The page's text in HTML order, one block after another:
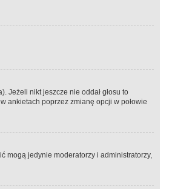
Jeżeli nikt jeszcze nie oddał głosu to
ankietach poprzez zmianę opcji w połowie
mogą jedynie moderatorzy i administratorzy,